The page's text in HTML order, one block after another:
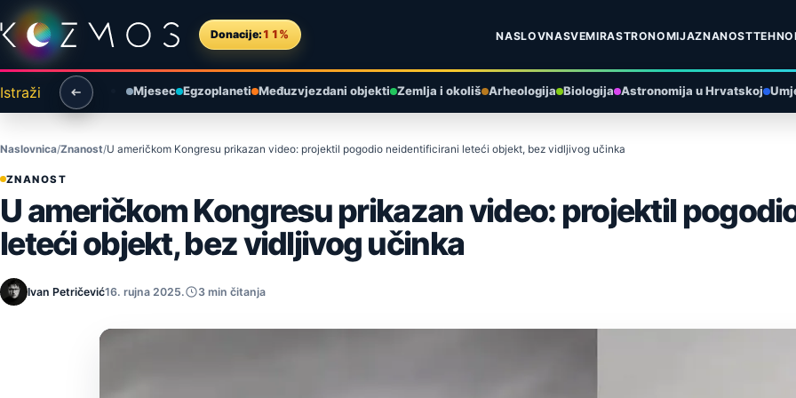
Preskoči na sadržaj
Donacije: 11% NASLOVNASVEMIRASTRONOMIJAZNANOST
Istraži Mjesec Egzoplaneti Međuzvjezdani objekti Zemlja i okoliš Arheologija Biologija Astronomija u Hrvatskoj
Naslovnica Znanost U američkom Kongresu prikazan video: projektil pogodio neidentificirani leteći objekt, bez vidljivog učinka
ZNANOST
U američkom Kongresu prikazan video: projektil
leteći objekt, bez vidljivog učinka
Ivan Petričević16. rujna 2025. 3 min čitanja